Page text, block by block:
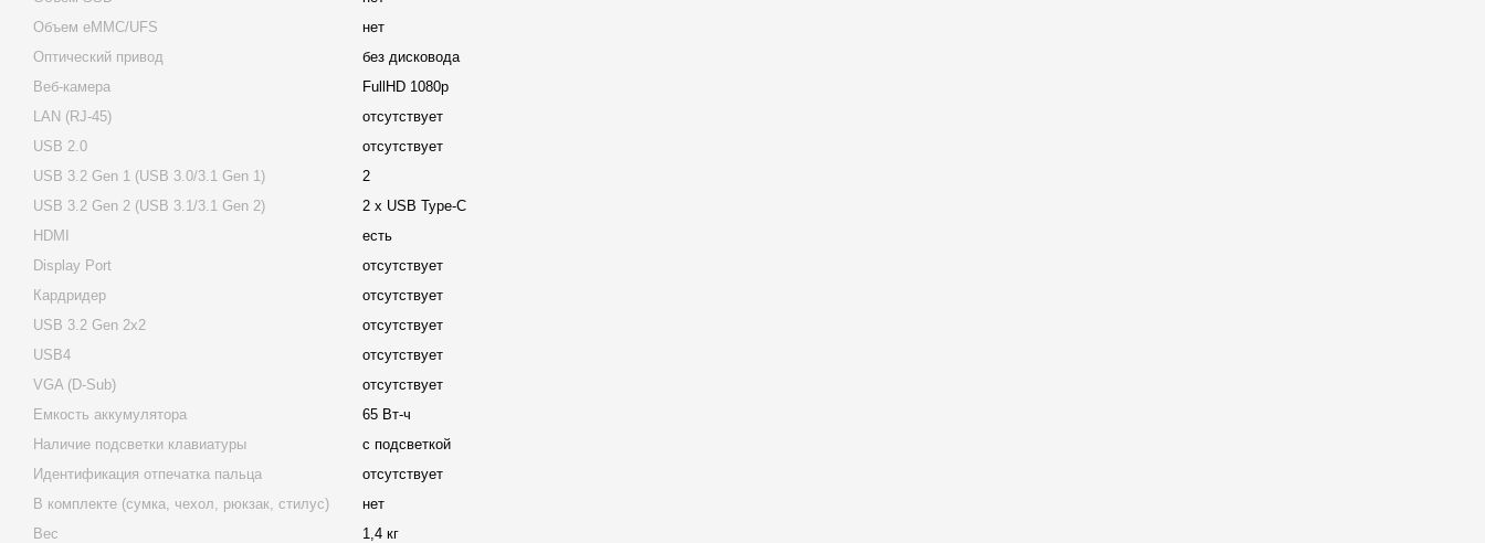
Объем eMMC/UFS
нет
Оптический привод
без дисковода
Веб-камера
FullHD 1080p
LAN (RJ-45)
отсутствует
USB 2.0
отсутствует
USB 3.2 Gen 1 (USB 3.0/3.1 Gen 1)
2
USB 3.2 Gen 2 (USB 3.1/3.1 Gen 2)
2 x USB Type-C
HDMI
есть
Display Port
отсутствует
Кардридер
отсутствует
USB 3.2 Gen 2x2
отсутствует
USB4
отсутствует
VGA (D-Sub)
отсутствует
Емкость аккумулятора
65 Вт-ч
Наличие подсветки клавиатуры
с подсветкой
Идентификация отпечатка пальца
отсутствует
В комплекте (сумка, чехол, рюкзак, стилус)
нет
Вес
1,4 кг